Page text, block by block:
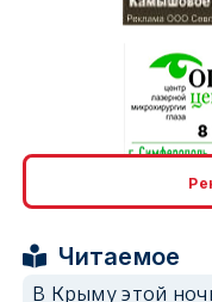
Читаемое
В Крыму этой